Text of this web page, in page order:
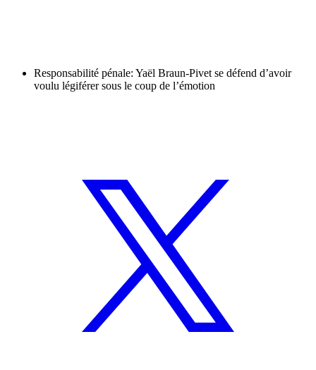
Responsabilité pénale: Yaël Braun-Pivet se défend d’avoir
voulu légiférer sous le coup de l’émotion